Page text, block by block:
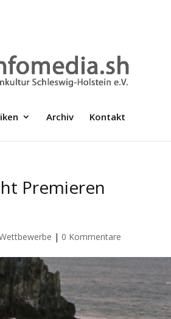
Archiv Kontakt
Premieren
| 0 Kommentare